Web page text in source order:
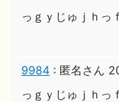
っｇｙじゅｊｈっ
9984 : 匿名さん
っｇｙじゅｊｈっ